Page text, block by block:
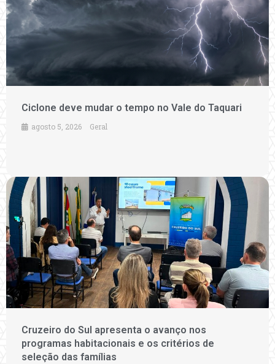
Ciclone deve mudar o tempo no Vale do Taquari
agosto 5, 2026 Geral
Cruzeiro do Sul apresenta o avanço nos
programas habitacionais e os critérios de
seleção das famílias